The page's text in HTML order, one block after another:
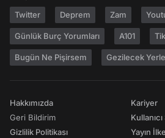
Twitter Deprem Zam
Günlük Burç Yorumları A101
Bugün Ne Pişirsem Gezilecek
Hakkımızda
Geri Bildirim
Gizlilik Politikası
Kariyer
Yayın